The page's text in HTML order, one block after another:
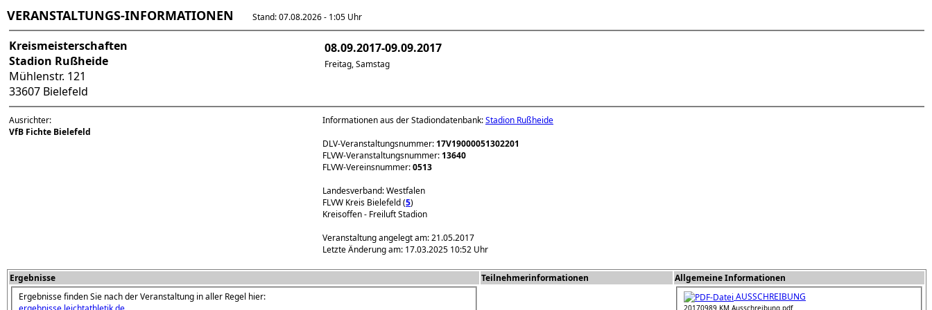
VERANSTALTUNGS-INFORMATIONEN Stand: 07.08.2026 - 1:05 Uhr
Kreismeisterschaften
Stadion Rußheide
Mühlenstr. 121
33607 Bielefeld
08.09.2017-09.09.2017
Freitag, Samstag
Ausrichter:
VfB Fichte Bielefeld
Informationen aus der Stadiondatenbank:Stadion Rußheide
DLV-Veranstaltungsnummer:17V19000051302201
FLVW-Veranstaltungsnummer:13640
FLVW-Vereinsnummer:0513
Landesverband: Westfalen
FLVW Kreis Bielefeld (5)
Kreisoffen - Freiluft Stadion
Veranstaltung angelegt am: 21.05.2017
Letzte Änderung am: 17.03.2025 10:52 Uhr
Ergebnisse Teilnehmerinformationen
Allgemeine Informationen
Ergebnisse finden Sie nach der Veranstaltung in aller Regel hier:
AUSSCHREIBUNG